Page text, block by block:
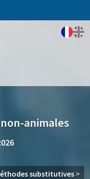
animales
substitutives >